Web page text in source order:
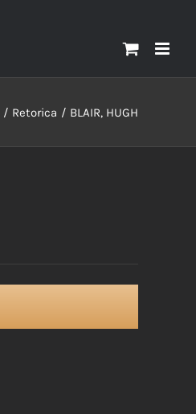
Retorica BLAIR, HUGH